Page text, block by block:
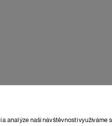
analýze naší návštěvnosti využíváme